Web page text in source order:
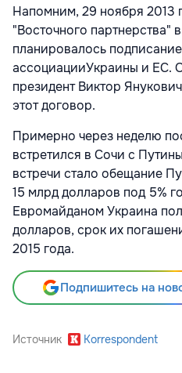
Напомним, 29 ноября 2013
"Восточного партнерства"
планировалось
ассоциацииУкраины и ЕС.
президент Виктор
этот договор.
Примерно через неделю
встретился в Сочи с
встречи стало обещание
15 млрд долларов под 5%
Евромайданом Украина
долларов, срок их
2015 года.
Подпишитесь на
Источник Korrespondent